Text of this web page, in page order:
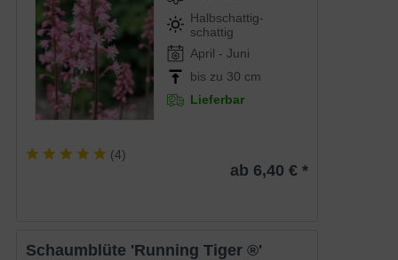
Halbschattig-
schattig
April - Juni
bis zu 30 cm
Lieferbar
(4)
ab 6,40 € *
Schaumblüte 'Running Tiger ®'